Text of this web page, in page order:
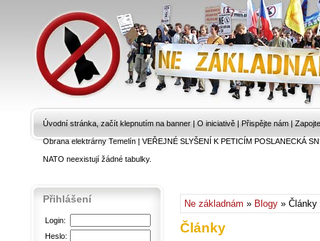
Úvodní stránka, začít klepnutím na banner | O iniciativě | Přispějte nám |
Obrana elektrárny Temelín|VEŘEJNÉ SLYŠENÍ K PETICÍM POSLANECKÁ
NATO neexistují žádné tabulky.
Ne základnám » Blogy » Články
Články
Přihlášení
Login:
Heslo: